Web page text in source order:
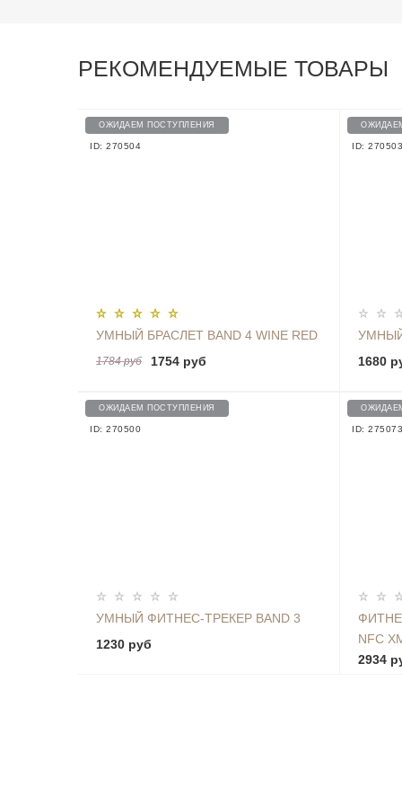
РЕКОМЕНДУЕМЫЕ ТОВАРЫ
ОЖИДАЕМ ПОСТУПЛЕНИЯ
ID: 270504
УМНЫЙ БРАСЛЕТ BAND 4 WINE RED
1784 руб 1754 руб
ID: 270503
УМНЫЙ
1680
ОЖИДАЕМ ПОСТУПЛЕНИЯ
ID: 270500
УМНЫЙ ФИТНЕС-ТРЕКЕР BAND 3
1230 руб
ID: 275073
NFC
2934